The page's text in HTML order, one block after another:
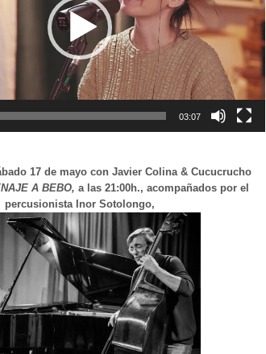
03:07
17 de mayo con Javier Colina & Cucucrucho
A BEBO, a las 21:00h., acompañados por el
percusionista Inor Sotolongo,